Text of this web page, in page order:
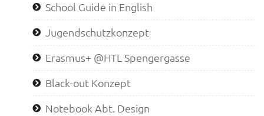
School Guide in English
Jugendschutzkonzept
Erasmus+ @HTL Spengergasse
Black-out Konzept
Notebook Abt. Design